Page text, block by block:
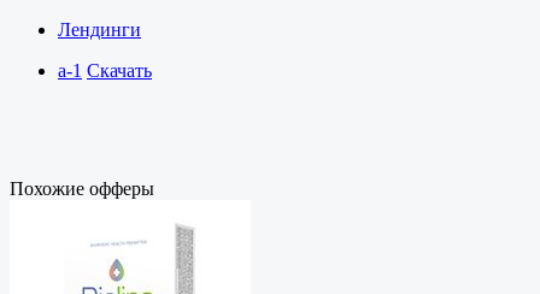
Лендинги
a-1 Скачать
Похожие офферы